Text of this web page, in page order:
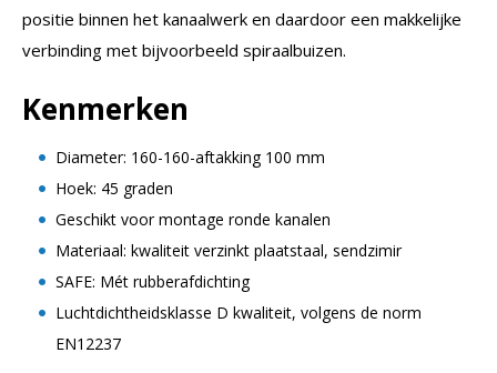
positie binnen het kanaalwerk en daardoor een makkelijke
verbinding met bijvoorbeeld spiraalbuizen.
Kenmerken
Diameter: 160-160-aftakking 100 mm
Hoek: 45 graden
Geschikt voor montage ronde kanalen
Materiaal: kwaliteit verzinkt plaatstaal, sendzimir
SAFE: Mét rubberafdichting
Luchtdichtheidsklasse D kwaliteit, volgens de norm
EN12237